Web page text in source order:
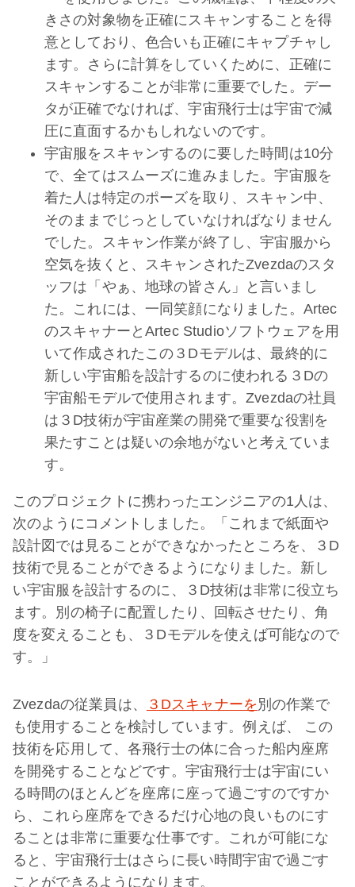
きさの対象物を正確にスキャンすることを得
意としており、色合いも正確にキャプチャし
ます。さらに計算をしていくために、正確に
スキャンすることが非常に重要でした。デー
タが正確でなければ、宇宙飛行士は宇宙で減
圧に直面するかもしれないのです。
宇宙服をスキャンするのに要した時間は10分
で、全てはスムーズに進みました。宇宙服を
着た人は特定のポーズを取り、スキャン中、
そのままでじっとしていなければなりません
でした。スキャン作業が終了し、宇宙服から
空気を抜くと、スキャンされたZvezdaのスタ
ッフは「やぁ、地球の皆さん」と言いまし
た。これには、一同笑顔になりました。Artec
のスキャナーとArtec Studioソフトウェアを用
いて作成されたこの３Dモデルは、最終的に
新しい宇宙船を設計するのに使われる３Dの
宇宙船モデルで使用されます。Zvezdaの社員
は３D技術が宇宙産業の開発で重要な役割を
果たすことは疑いの余地がないと考えていま
す。
このプロジェクトに携わったエンジニアの1人は、
次のようにコメントしました。「これまで紙面や
設計図では見ることができなかったところを、３D
技術で見ることができるようになりました。新し
い宇宙服を設計するのに、３D技術は非常に役立ち
ます。別の椅子に配置したり、回転させたり、角
度を変えることも、３Dモデルを使えば可能なので
す。」
Zvezdaの従業員は、 ３Dスキャナーを 別の作業で
も使用することを検討しています。例えば、 この
技術を応用して、各飛行士の体に合った船内座席
を開発することなどです。宇宙飛行士は宇宙にい
る時間のほとんどを座席に座って過ごすのですか
ら、これら座席をできるだけ心地の良いものにす
ることは非常に重要な仕事です。これが可能にな
ると、宇宙飛行士はさらに長い時間宇宙で過ごす
ことができるようになります。